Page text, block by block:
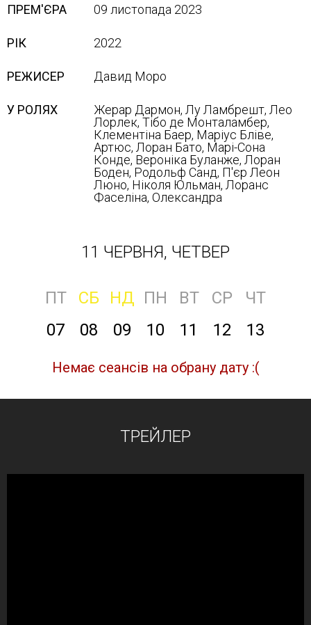
ПРЕМ'ЄРА 09 листопада 2023
РІК 2022
РЕЖИСЕР Давид Моро
У РОЛЯХ
Жерар Дармон, Лу Ламбрешт, Лео
Лорлек, Тібо де Монталамбер,
Клементіна Баер, Маріус Бліве,
Артюс, Лоран Бато, Марі-Сона
Конде, Вероніка Буланже, Лоран
Боден, Родольф Санд, П'єр Леон
Люно, Ніколя Юльман, Лоранс
Фаселіна, Олександра
11 ЧЕРВНЯ, ЧЕТВЕР
ПТ СБ НД ПН ВТ СР
ЧТ
07
08 09 10 11 12 13
Немає сеансів на обрану дату :(
ТРЕЙЛЕР